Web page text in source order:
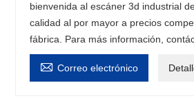
bienvenida al escáner 3d industrial
calidad al por mayor a precios
fábrica. Para más información,
 Correo electrónico